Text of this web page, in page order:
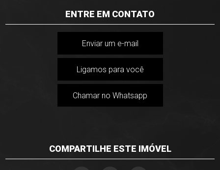
ENTRE EM CONTATO
Enviar um e-mail
Ligamos para você
Chamar no Whatsapp
COMPARTILHE ESTE IMÓVEL